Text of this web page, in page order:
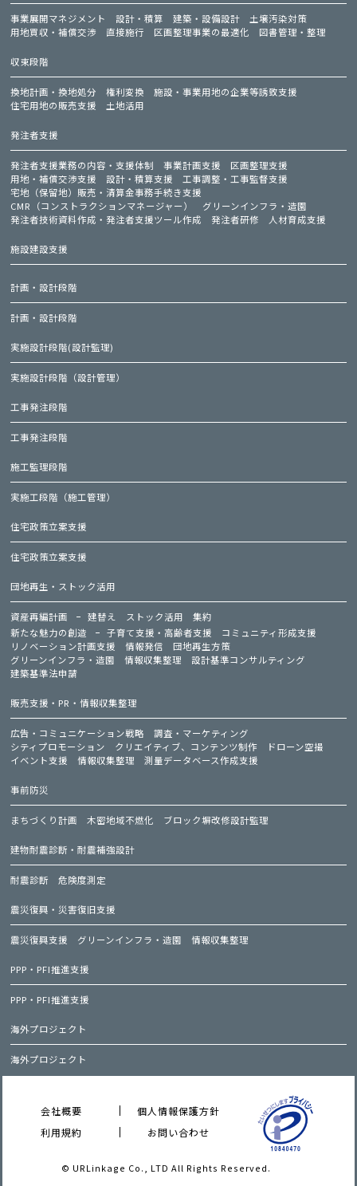
事業展開マネジメント 設計・積算 建築・設備設計
土壌汚染対策
用地買収・補償交渉
直接施行 区画整理事業の最適化 図書管理・整理
収束段階
換地計画・換地処分 権利変換
施設・事業用地の企業等誘致支援
住宅用地の販売支援
土地活用
発注者支援
発注者支援業務の内容・支援体制 事業計画支援
区画整理支援
用地・補償交渉支援
設計・積算支援
工事調整・工事監督支援
宅地（保留地）販売・清算金事務手続き支援
CMR（コンストラクションマネージャー）
グリーンインフラ・造園
発注者技術資料作成・発注者支援ツール作成
発注者研修 人材育成支援
施設建設支援
計画・設計段階
計画・設計段階
実施設計段階(設計監理)
実施設計段階（設計管理）
工事発注段階
工事発注段階
施工監理段階
実施工段階（施工管理）
住宅政策立案支援
住宅政策立案支援
団地再生・ストック活用
資産再編計画 建替え ストック活用
集約
新たな魅力の創造
子育て支援・高齢者支援
コミュニティ形成支援
リノベーション計画支援
情報発信
団地再生方策
グリーンインフラ・造園
情報収集整理
設計基準コンサルティング
建築基準法申請
販売支援・PR・情報収集整理
広告・コミュニケーション戦略
調査・マーケティング
シティプロモーション
クリエイティブ、コンテンツ制作
ドローン空撮
イベント支援
情報収集整理 測量データベース作成支援
事前防災
まちづくり計画 木密地域不燃化 ブロック塀改修設計監理
建物耐震診断・耐震補強設計
耐震診断 危険度測定
震災復興・災害復旧支援
震災復興支援 グリーンインフラ・造園 情報収集整理
PPP・PFI推進支援
PPP・PFI推進支援
海外プロジェクト
海外プロジェクト
会社概要
個人情報保護方針
利用規約
お問い合わせ
© URLinkage Co., LTD All Rights Reserved.